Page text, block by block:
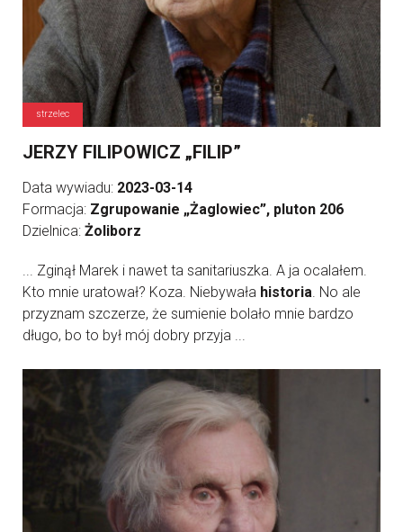
strzelec
JERZY FILIPOWICZ „FILIP”
Data wywiadu: 2023-03-14
Formacja: Zgrupowanie „Żaglowiec”, pluton 206
Dzielnica: Żoliborz
... Zginął Marek i nawet ta sanitariuszka. A ja ocalałem.
Kto mnie uratował? Koza. Niebywała historia. No ale
przyznam szczerze, że sumienie bolało mnie bardzo
długo, bo to był mój dobry przyja ...